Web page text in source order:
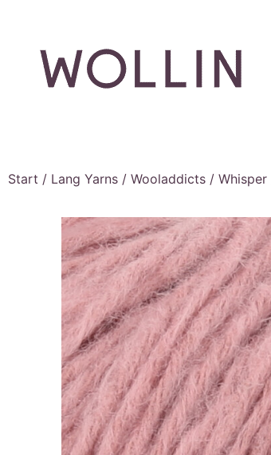
Start / Lang Yarns / Wooladdicts / Whisper